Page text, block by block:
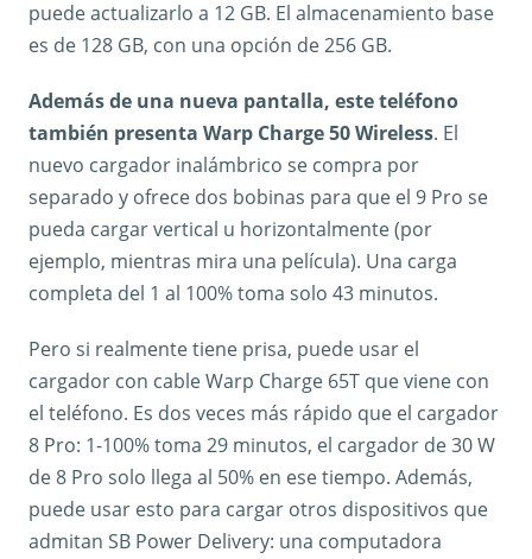
puede actualizarlo a 12 GB. El almacenamiento base
es de 128 GB, con una opción de 256 GB.
Además de una nueva pantalla, este teléfono
también presenta Warp Charge 50 Wireless. El
nuevo cargador inalámbrico se compra por
separado y ofrece dos bobinas para que el 9 Pro se
pueda cargar vertical u horizontalmente (por
ejemplo, mientras mira una película). Una carga
completa del 1 al 100% toma solo 43 minutos.
Pero si realmente tiene prisa, puede usar el
cargador con cable Warp Charge 65T que viene con
el teléfono. Es dos veces más rápido que el cargador
8 Pro: 1-100% toma 29 minutos, el cargador de 30 W
de 8 Pro solo llega al 50% en ese tiempo. Además,
puede usar esto para cargar otros dispositivos que
admitan SB Power Delivery: una computadora